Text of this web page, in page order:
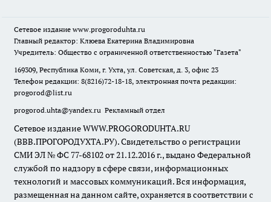
Сетевое издание www.progoroduhta.ru
Главный редактор: Клюева Екатерина Владимировна
Учредитель: Общество с ограниченной ответственностью "Газета"
169309, Республика Коми, г. Ухта, ул. Советская, д. 3, офис 23
Телефон редакции: 8(8216)72-18-18, электронная почта редакции:
progorod@list.ru
progorod.uhta@yandex.ru Рекламный отдел
Сетевое издание WWW.PROGORODUHTA.RU
(ВВВ.ПРОГОРОДУХТА.РУ). Свидетельство о регистрации
СМИ ЭЛ № ФС 77-68102 от 21.12.2016 г., выдано Федеральной
службой по надзору в сфере связи, информационных
технологий и массовых коммуникаций. Вся информация,
размещенная на данном сайте, охраняется в соответствии с